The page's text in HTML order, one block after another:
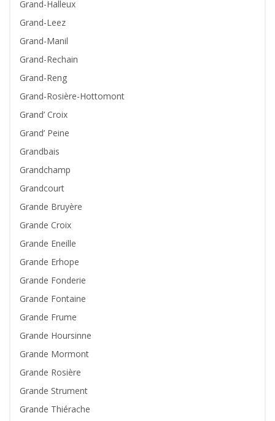
Grand-Halleux
Grand-Leez
Grand-Manil
Grand-Rechain
Grand-Reng
Grand-Rosière-Hottomont
Grand’ Croix
Grand’ Peine
Grandbais
Grandchamp
Grandcourt
Grande Bruyère
Grande Croix
Grande Eneille
Grande Erhope
Grande Fonderie
Grande Fontaine
Grande Frume
Grande Hoursinne
Grande Mormont
Grande Rosière
Grande Strument
Grande Thiérache